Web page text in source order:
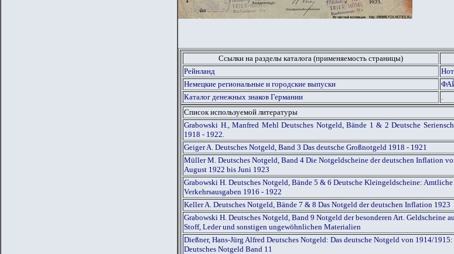
Ссылки на разделы каталога (применяемость страницы)
Рейнланд
Немецкие региональные и городские выпуски
Каталог денежных знаков Германии
.
Список используемой литературы
Grabowski H., Manfred Mehl Deutsches Notgeld, Bände 1 & 2 Deutsche
1918 - 1922.
Geiger A. Deutsches Notgeld, Band 3 Das deutsche Großnotgeld 1918 - 1921
Müller M. Deutsches Notgeld, Band 4 Die Notgeldscheine der deutschen Inflation
August 1922 bis Juni 1923
Grabowski H. Deutsches Notgeld, Bände 5 & 6 Deutsche Kleingeldscheine: Amtliche
Verkehrsausgaben 1916 - 1922
Keller A. Deutsches Notgeld, Bände 7 & 8 Das Notgeld der deutschen Inflation 1923
Grabowski H. Deutsches Notgeld, Band 9 Notgeld der besonderen Art. Geldscheine
Stoff, Leder und sonstigen ungewöhnlichen Materialien
Dießner, Hans-Jürg Alfred Deutsches Notgeld: Das deutsche Notgeld von 1914/1915:
Deutsches Notgeld Band 11